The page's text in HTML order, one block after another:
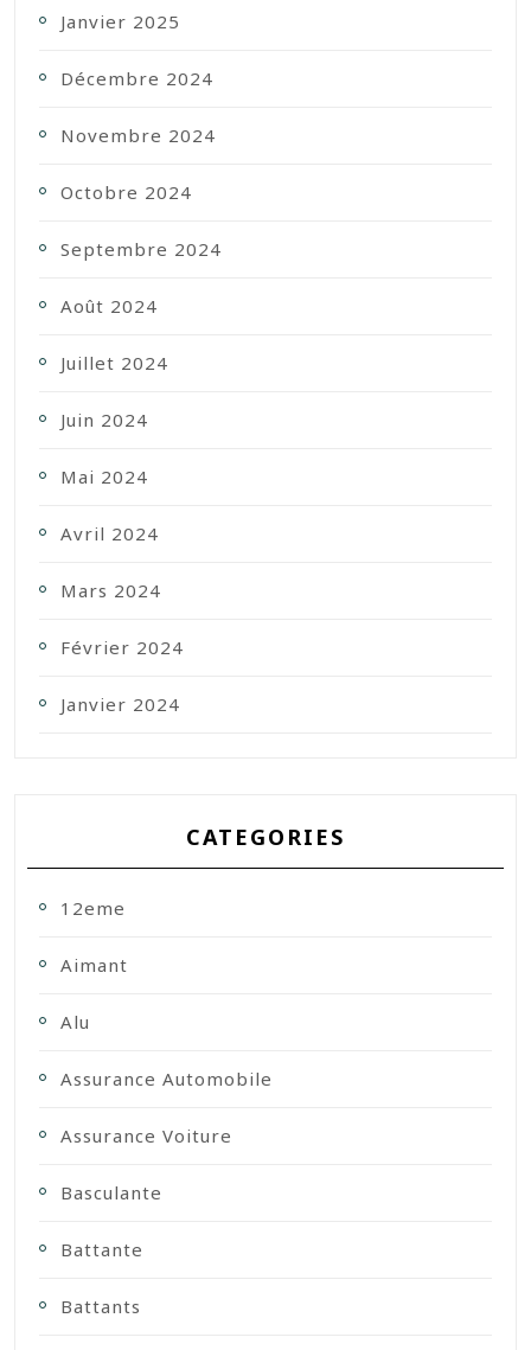
Janvier 2025
Décembre 2024
Novembre 2024
Octobre 2024
Septembre 2024
Août 2024
Juillet 2024
Juin 2024
Mai 2024
Avril 2024
Mars 2024
Février 2024
Janvier 2024
CATEGORIES
12eme
Aimant
Alu
Assurance Automobile
Assurance Voiture
Basculante
Battante
Battants